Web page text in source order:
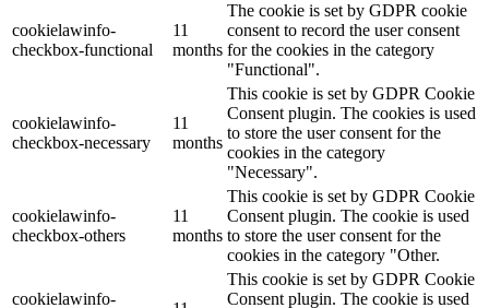
cookielawinfo-
checkbox-functional
11
months
The cookie is set by GDPR cookie
consent to record the user consent
for the cookies in the category
"Functional".
cookielawinfo-
checkbox-necessary
11
months
This cookie is set by GDPR Cookie
Consent plugin. The cookies is used
to store the user consent for the
cookies in the category
"Necessary".
cookielawinfo-
checkbox-others
11
months
This cookie is set by GDPR Cookie
Consent plugin. The cookie is used
to store the user consent for the
cookies in the category "Other.
cookielawinfo-
This cookie is set by GDPR Cookie
Consent plugin. The cookie is used